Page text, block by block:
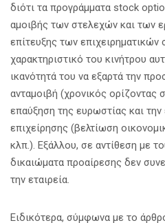
διότι τα προγράμματα stock
αμοιβής των στελεχών και των
επίτευξης των επιχειρηματικών
χαρακτηριστικό του κινήτρου
ικανότητά του να εξαρτά την
ανταμοιβή (χρονικός
επαύξηση της ευρωστίας και την
επιχείρησης (βελτίωση
κλπ.). Εξάλλου, σε αντίθεση με
δικαιώματα προαίρεσης δεν
την εταιρεία.
Ειδικότερα, σύμφωνα με το